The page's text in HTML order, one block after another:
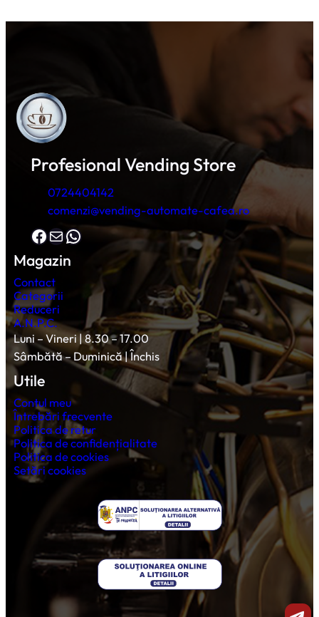
Profesional Vending Store
0724404142
comenzi@vending-automate-cafea.ro
Facebook Mail WhatsApp
Magazin
Contact
Categorii
Reduceri
A.N.P.C.
Luni – Vineri | 8.30 – 17.00
Sâmbătă – Duminică | Închis
Utile
Contul meu
Întrebări frecvente
Politica de retur
Politica de confidențialitate
Politica de cookies
Setări cookies